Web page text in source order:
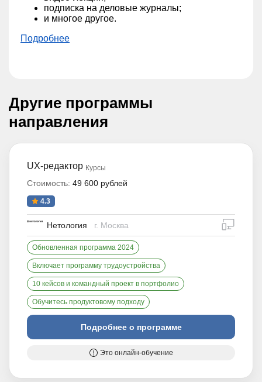
подписка на деловые журналы;
и многое другое.
Подробнее
Другие программы
направления
UX-редактор Курсы
Стоимость: 49 600 рублей
4.3
Нетология г. Москва
Обновленная программа 2024
Включает программу трудоустройства
10 кейсов и командный проект в портфолио
Обучитесь продуктовому подходу
Подробнее о программе
Это онлайн-обучение